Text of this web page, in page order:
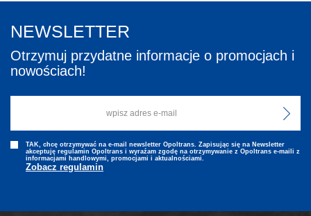
NEWSLETTER
Otrzymuj przydatne informacje o promocjach i
nowościach!
TAK, chcę otrzymywać na e-mail newsletter Opoltrans. Zapisując się na Newsletter
akceptuję regulamin Opoltrans i wyraźam zgodę na otrzymywanie z Opoltrans e-maili z
informacjami handlowymi, promocjami i aktualnościami.
Zobacz regulamin